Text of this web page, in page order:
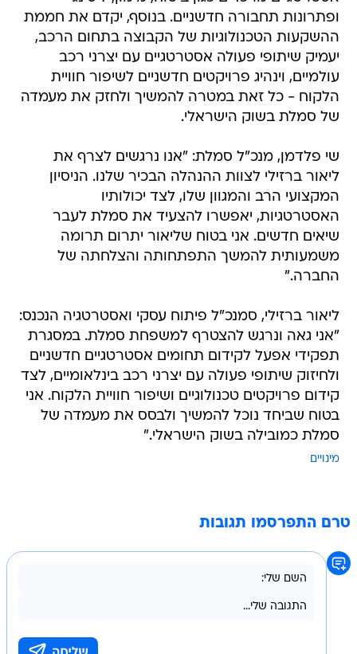
ופתרונות תחבורה חדשניים. בנוסף, יקדם את חממת
ההשקעות הטכנולוגיות של הקבוצה בתחום הרכב,
יעמיק שיתופי פעולה אסטרטגיים עם יצרני רכב
עולמיים, וינהיג פרויקטים חדשניים לשיפור חוויית
הלקוח - כל זאת במטרה להמשיך ולחזק את מעמדה
של סמלת בשוק הישראלי.
שי פלדמן, מנכ"ל סמלת: "אנו נרגשים לצרף את
ליאור ברזילי לצוות ההנהלה הבכיר שלנו. הניסיון
המקצועי הרב והמגוון שלו, לצד יכולותיו
האסטרטגיות, יאפשרו להצעיד את סמלת לעבר
שיאים חדשים. אני בטוח שליאור יתרום תרומה
משמעותית להמשך התפתחותה והצלחתה של
החברה."
ליאור ברזילי, סמנכ"ל פיתוח עסקי ואסטרטגיה הנכנס:
"אני גאה ונרגש להצטרף למשפחת סמלת. במסגרת
תפקידי אפעל לקידום תחומים אסטרטגיים חדשניים
ולחיזוק שיתופי פעולה עם יצרני רכב בינלאומיים, לצד
קידום פרויקטים טכנולוגיים ושיפור חוויית הלקוח. אני
בטוח שביחד נוכל להמשיך ולבסס את מעמדה של
סמלת כמובילה בשוק הישראלי."
מינויים
טרם התפרסמו תגובות